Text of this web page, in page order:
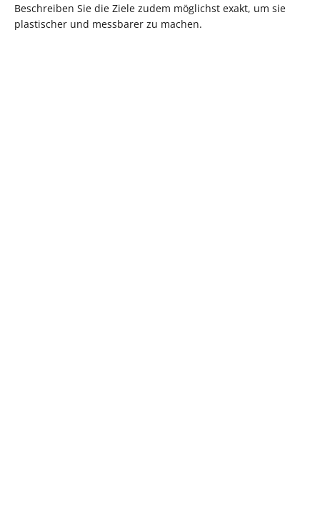
Beschreiben Sie die Ziele zudem möglichst exakt, um sie
plastischer und messbarer zu machen.